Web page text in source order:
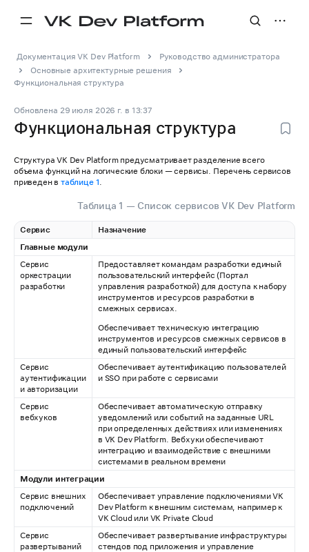
Документация VK Dev Platform
Руководство администратора
Основные архитектурные решения
Функциональная структура
Обновлена 29 июля 2026 г. в 13:37
Функциональная структура
Структура VK Dev Platform предусматривает разделение всего
объема функций на логические блоки — сервисы. Перечень сервисов
приведен втаблице 1.
Таблица 1 — Список сервисов VK Dev Platform
Сервис
Назначение
Главные модули
Сервис
оркестрации
разработки
Предоставляет командам разработки единый
пользовательский интерфейс (Портал
управления разработкой) для доступа к набору
инструментов и ресурсов разработки в
смежных сервисах.
Обеспечивает техническую интеграцию
инструментов и ресурсов смежных сервисов в
единый пользовательский интерфейс
Сервис
аутентификации
и авторизации
Обеспечивает аутентификацию пользователей
и SSO при работе с сервисами
Сервис
вебхуков
Обеспечивает автоматическую отправку
уведомлений или событий на заданные URL
при определенных действиях или изменениях
в VK Dev Platform. Вебхуки обеспечивают
интеграцию и взаимодействие с внешними
системами в реальном времени
Модули интеграции
Сервис внешних
подключений
Обеспечивает управление подключениями VK
Dev Platform к внешним системам, например к
VK Cloud или VK Private Cloud
Сервис
развертываний
Обеспечивает развертывание инфраструктуры
стендов под приложения и управление